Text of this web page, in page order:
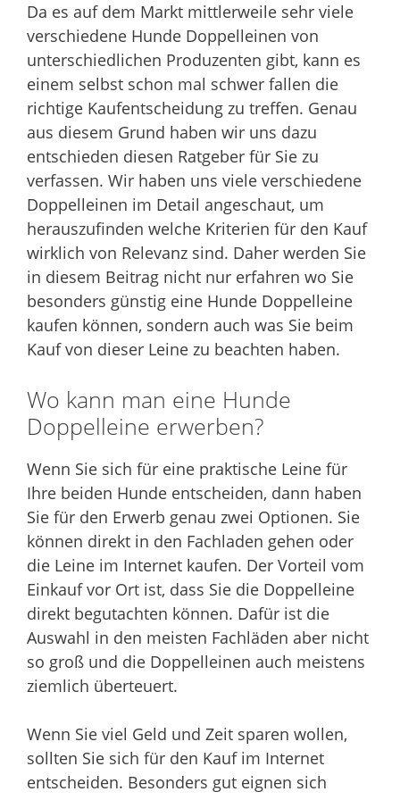
Da es auf dem Markt mittlerweile sehr viele
verschiedene Hunde Doppelleinen von
unterschiedlichen Produzenten gibt, kann es
einem selbst schon mal schwer fallen die
richtige Kaufentscheidung zu treffen. Genau
aus diesem Grund haben wir uns dazu
entschieden diesen Ratgeber für Sie zu
verfassen. Wir haben uns viele verschiedene
Doppelleinen im Detail angeschaut, um
herauszufinden welche Kriterien für den Kauf
wirklich von Relevanz sind. Daher werden Sie
in diesem Beitrag nicht nur erfahren wo Sie
besonders günstig eine Hunde Doppelleine
kaufen können, sondern auch was Sie beim
Kauf von dieser Leine zu beachten haben.
Wo kann man eine Hunde
Doppelleine erwerben?
Wenn Sie sich für eine praktische Leine für
Ihre beiden Hunde entscheiden, dann haben
Sie für den Erwerb genau zwei Optionen. Sie
können direkt in den Fachladen gehen oder
die Leine im Internet kaufen. Der Vorteil vom
Einkauf vor Ort ist, dass Sie die Doppelleine
direkt begutachten können. Dafür ist die
Auswahl in den meisten Fachläden aber nicht
so groß und die Doppelleinen auch meistens
ziemlich überteuert.
Wenn Sie viel Geld und Zeit sparen wollen,
sollten Sie sich für den Kauf im Internet
entscheiden. Besonders gut eignen sich